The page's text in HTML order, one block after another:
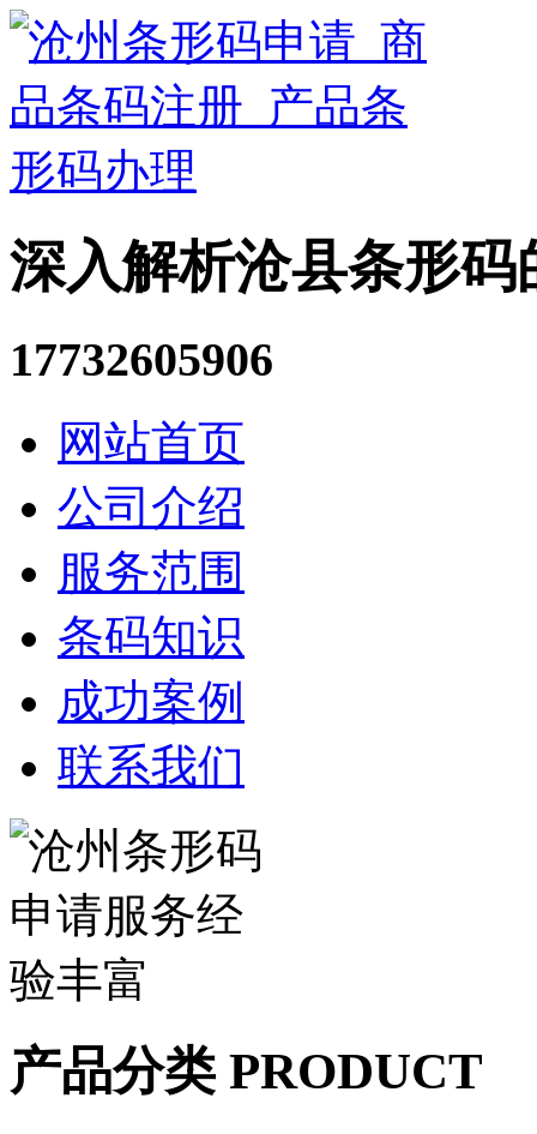
深入解析沧县条形码
17732605906
网站首页
公司介绍
服务范围
条码知识
成功案例
联系我们
产品分类 PRODUCT